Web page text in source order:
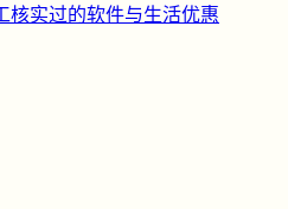
核实过的软件与生活优惠